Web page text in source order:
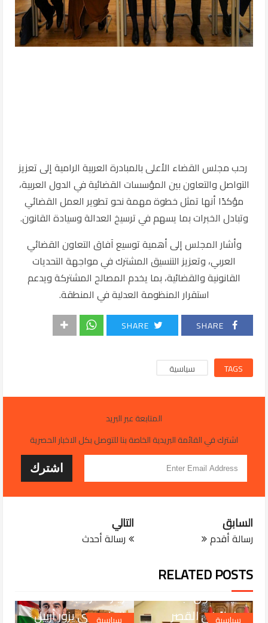
رحب مجلس القضاء الأعلى بالمبادرة العربية الرامية إلى تعزيز
التواصل والتعاون بين المؤسسات القضائية في الدول العربية،
مؤكدًا أنها تمثل خطوة مهمة نحو تطوير العمل القضائي
وتبادل الخبرات بما يسهم في ترسيخ العدالة وسيادة القانون.
وأشار المجلس إلى أهمية توسيع آفاق التعاون القضائي
العربي، وتعزيز التنسيق المشترك في مواجهة التحديات
القانونية والقضائية، بما يخدم المصالح المشتركة ويدعم
استقرار المنظومة العدلية في المنطقة.
SHARE
SHARE
TAGS سياسية
المتابعة عبر البريد
اشترك في القائمة البريدية الخاصة بنا للتوصل بكل الاخبار الحصرية
التالي
رسالة أحدث
السابق
رسالة أقدم
RELATED POSTS
JUL 29, 2026
الإطار التنسيقي
سيعقدون اجتماعاً
عاجلاً في القصر
زيارة مرتقبه ... محمد
الحلبوسي يزور أربيل